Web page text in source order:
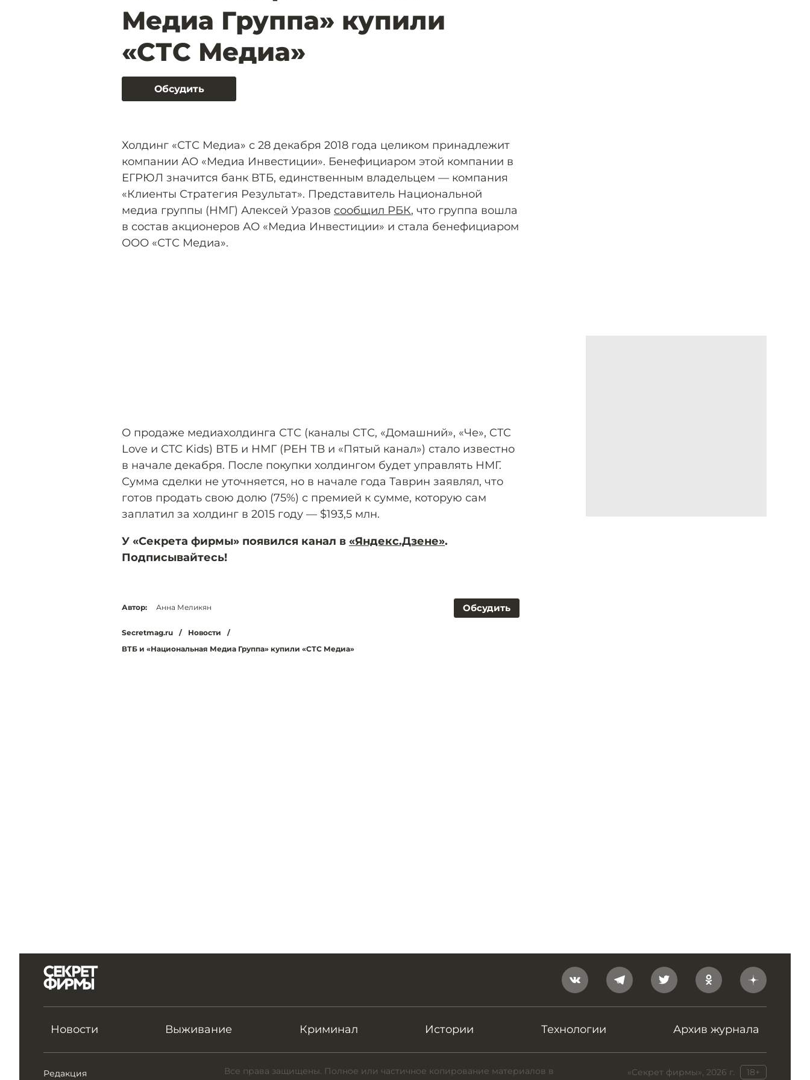
Медиа Группа» купили
«СТС Медиа»
Обсудить
Холдинг «СТС Медиа» с 28 декабря 2018 года целиком принадлежит
компании АО «Медиа Инвестиции». Бенефициаром этой компании в
ЕГРЮЛ значится банк ВТБ, единственным владельцем — компания
«Клиенты Стратегия Результат». Представитель Национальной
медиа группы (НМГ) Алексей Уразов сообщил РБК, что группа вошла
в состав акционеров АО «Медиа Инвестиции» и стала бенефициаром
ООО «СТС Медиа».
О продаже медиахолдинга СТС (каналы СТС, «Домашний», «Че», CTC
Love и CTC Kids) ВТБ и НМГ (РЕН ТВ и «Пятый канал») стало известно
в начале декабря. После покупки холдингом будет управлять НМГ.
Сумма сделки не уточняется, но в начале года Таврин заявлял, что
готов продать свою долю (75%) с премией к сумме, которую сам
заплатил за холдинг в 2015 году — $193,5 млн.
У «Секрета фирмы» появился канал в «Яндекс.Дзене».
Подписывайтесь!
Обсудить
Автор: Анна Меликян
Secretmag.ru / Новости
/
ВТБ и «Национальная Медиа Группа» купили «СТС Медиа»
Новости Выживание Криминал Истории Технологии Архив журнала
Редакция «Секрет фирмы», 2026 г. 18+
Все права защищены. Полное или частичное копирование материалов в